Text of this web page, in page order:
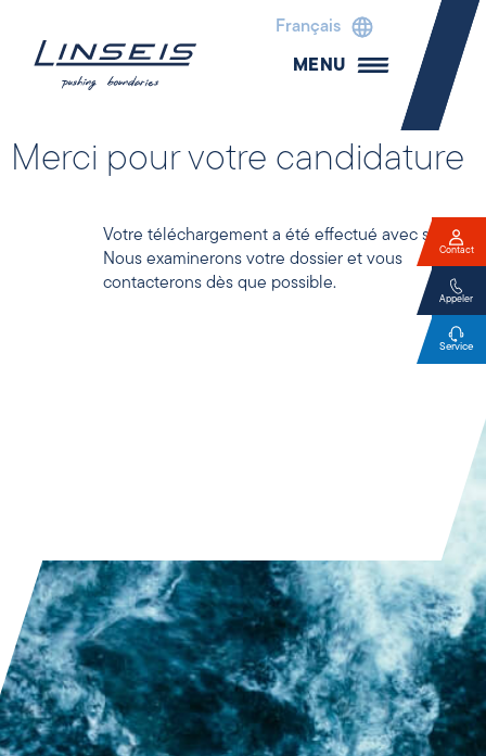
Français
MENU
Merci pour votre candidature
Votre téléchargement a été effectué avec succès.
Nous examinerons votre dossier et vous
contacterons dès que possible.
Contact
Appeler
Service